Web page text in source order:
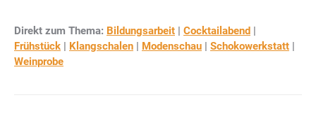
Direkt zum Thema: Bildungsarbeit | Cocktailabend |
Frühstück | Klangschalen | Modenschau | Schokowerkstatt |
Weinprobe